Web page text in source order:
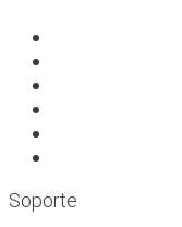
Soporte